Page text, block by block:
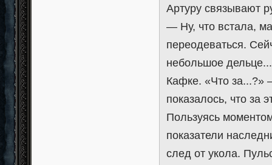
Артуру связывают
— Ну, что встала,
переодеваться.
небольшое
Кафке. «Что за...?»
показалось, что за
Пользуясь
показатели
след от укола.